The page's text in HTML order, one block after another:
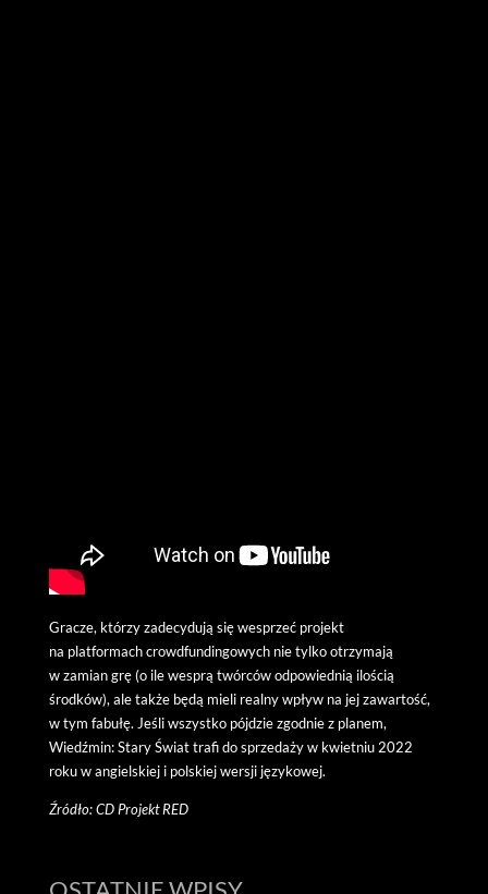
Gracze, którzy zadecydują się wesprzeć projekt
na platformach crowdfundingowych nie tylko otrzymają
w zamian grę (o ile wesprą twórców odpowiednią ilością
środków), ale także będą mieli realny wpływ na jej zawartość,
w tym fabułę. Jeśli wszystko pójdzie zgodnie z planem,
Wiedźmin: Stary Świat trafi do sprzedaży w kwietniu 2022
roku w angielskiej i polskiej wersji językowej.
Źródło: CD Projekt RED